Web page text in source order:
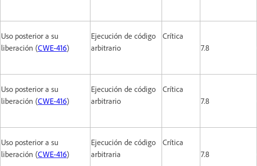
Uso posterior a su
liberación (CWE-416)
Ejecución de código
arbitrario
Crítica
7.8
Uso posterior a su
liberación (CWE-416)
Ejecución de código
arbitrario
Crítica
7.8
Uso posterior a su
liberación (CWE-416)
Ejecución de código
arbitraria
Crítica
7.8